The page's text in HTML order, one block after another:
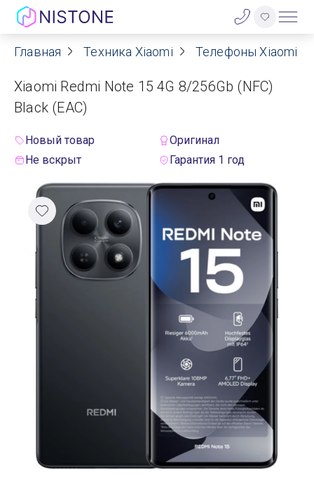
Акции
О нас
Договор оферты
Реквизиты
Контакты
Гарантия
Главная Техника Xiaomi Телефоны Xiaomi
Xiaomi Redmi Note 15 4G 8/256Gb (NFC)
Black (ЕАС)
Новый товар
Оригинал
Не вскрыт
Гарантия 1 год